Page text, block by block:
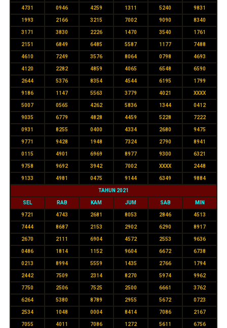
4731 0946 4259 1311 5240 9831
1993 2166 3215 7002 9090 8340
3171 3830 2226 1470 3540 1761
2151 6849 6485 5587 1177 7488
4610 7249 3576 8064 0798 4693
4120 2282 4859 4065 6548 6590
2644 5376 8354 4544 6195 1799
9186 1147 5563 3779 4021 XXXX
5007 0565 4262 5836 1344 0412
9035 6779 4828 4459 5228 7222
0931 8255 0400 4334 2680 9475
9771 9428 1948 7324 2790 8941
0115 4901 6969 8977 9300 6321
9758 9692 3942 7002 XXXX 2448
9133 4981 0475 9144 6349 9884
TAHUN 2021
SEL RAB KAM JUM SAB MIN
9721 4743 2681 8053 2846 4513
7444 8687 2153 2902 6290 8917
2670 2111 6904 4572 2553 9636
0486 1814 1152 9604 6672 6738
0213 8994 5559 1435 2766 1794
2442 7509 2314 8270 5974 9962
7750 2506 7525 2500 6661 3762
6264 5380 8789 2955 5672 0723
2534 1048 0004 8414 7086 2167
7055 4011 7086 1272 5611 6756